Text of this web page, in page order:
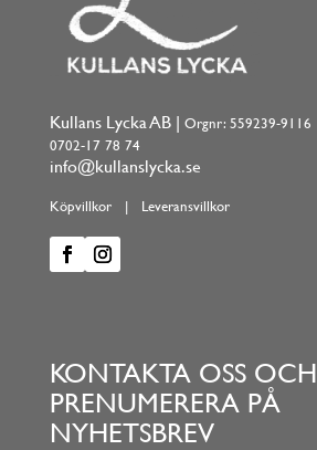
Kullans Lycka AB | Orgnr: 559239-9116
0702-17 78 74
info@kullanslycka.se
Köpvillkor| Leveransvillkor
KONTAKTA OSS OCH
PRENUMERERA PÅ
NYHETSBREV